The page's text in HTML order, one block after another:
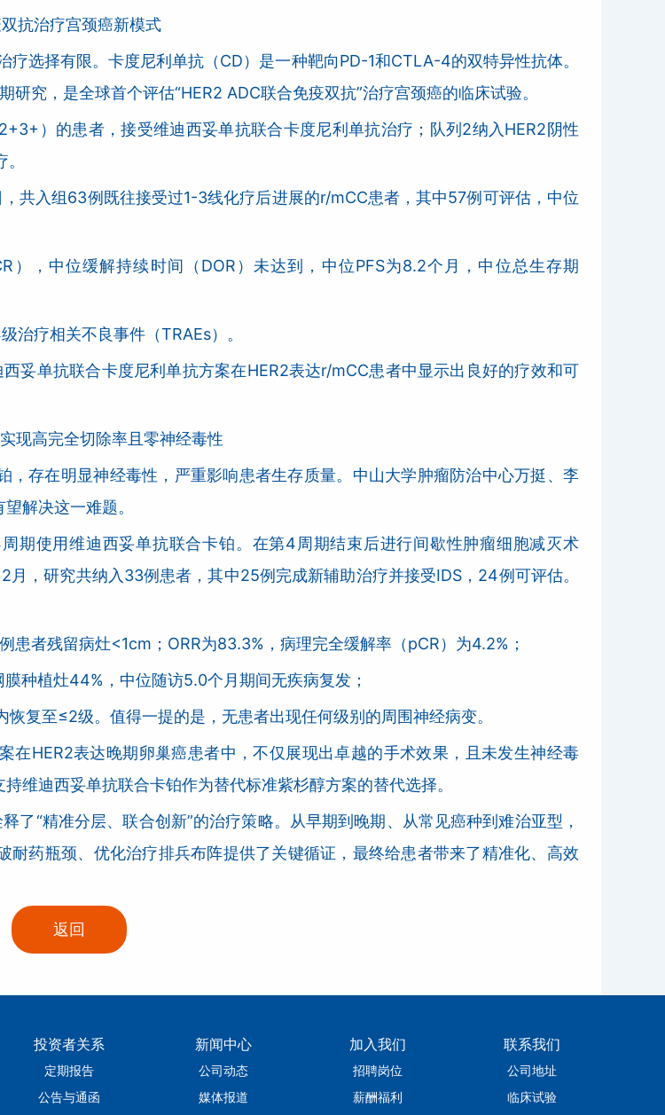
抗治疗宫颈癌新模式
选择有限。卡度尼利单抗（CD）是一种靶向PD-1和CTLA-4的双特异性抗体。
究，是全球首个评估“HER2 ADC联合免疫双抗”治疗宫颈癌的临床试验。
）的患者，接受维迪西妥单抗联合卡度尼利单抗治疗；队列2纳入HER2阴性
共入组63例既往接受过1-3线化疗后进展的r/mCC患者，其中57例可评估，中位
），中位缓解持续时间（DOR）未达到，中位PFS为8.2个月，中位总生存期
治疗相关不良事件（TRAEs）。
妥单抗联合卡度尼利单抗方案在HER2表达r/mCC患者中显示出良好的疗效和可
现高完全切除率且零神经毒性
存在明显神经毒性，严重影响患者生存质量。中山大学肿瘤防治中心万挺、李
解决这一难题。
期使用维迪西妥单抗联合卡铂。在第4周期结束后进行间歇性肿瘤细胞减灭术
月，研究共纳入33例患者，其中25例完成新辅助治疗并接受IDS，24例可评估。
者残留病灶<1cm；ORR为83.3%，病理完全缓解率（pCR）为4.2%；
种植灶44%，中位随访5.0个月期间无疾病复发；
复至≤2级。值得一提的是，无患者出现任何级别的周围神经病变。
在HER2表达晚期卵巢癌患者中，不仅展现出卓越的手术效果，且未发生神经毒
维迪西妥单抗联合卡铂作为替代标准紫杉醇方案的替代选择。
了“精准分层、联合创新”的治疗策略。从早期到晚期、从常见癌种到难治亚型，
药瓶颈、优化治疗排兵布阵提供了关键循证，最终给患者带来了精准化、高效
返回
投资者关系
定期报告
公告与通函
新闻中心
公司动态
媒体报道
加入我们
招聘岗位
薪酬福利
联系我们
公司地址
临床试验